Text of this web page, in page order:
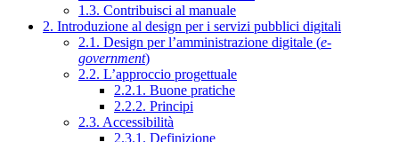
1.3. Contribuisci al manuale
2. Introduzione al design per i servizi pubblici digitali
2.1. Design per l’amministrazione digitale (e-
government)
2.2. L’approccio progettuale
2.2.1. Buone pratiche
2.2.2. Principi
2.3. Accessibilità
2.3.1. Definizione